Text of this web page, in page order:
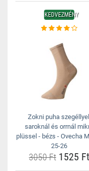
KEDVEZMÉNY
Zokni puha
saroknál és orrnál
plüssel - bézs - Ovecha
25-26
3050 Ft 1525 Ft